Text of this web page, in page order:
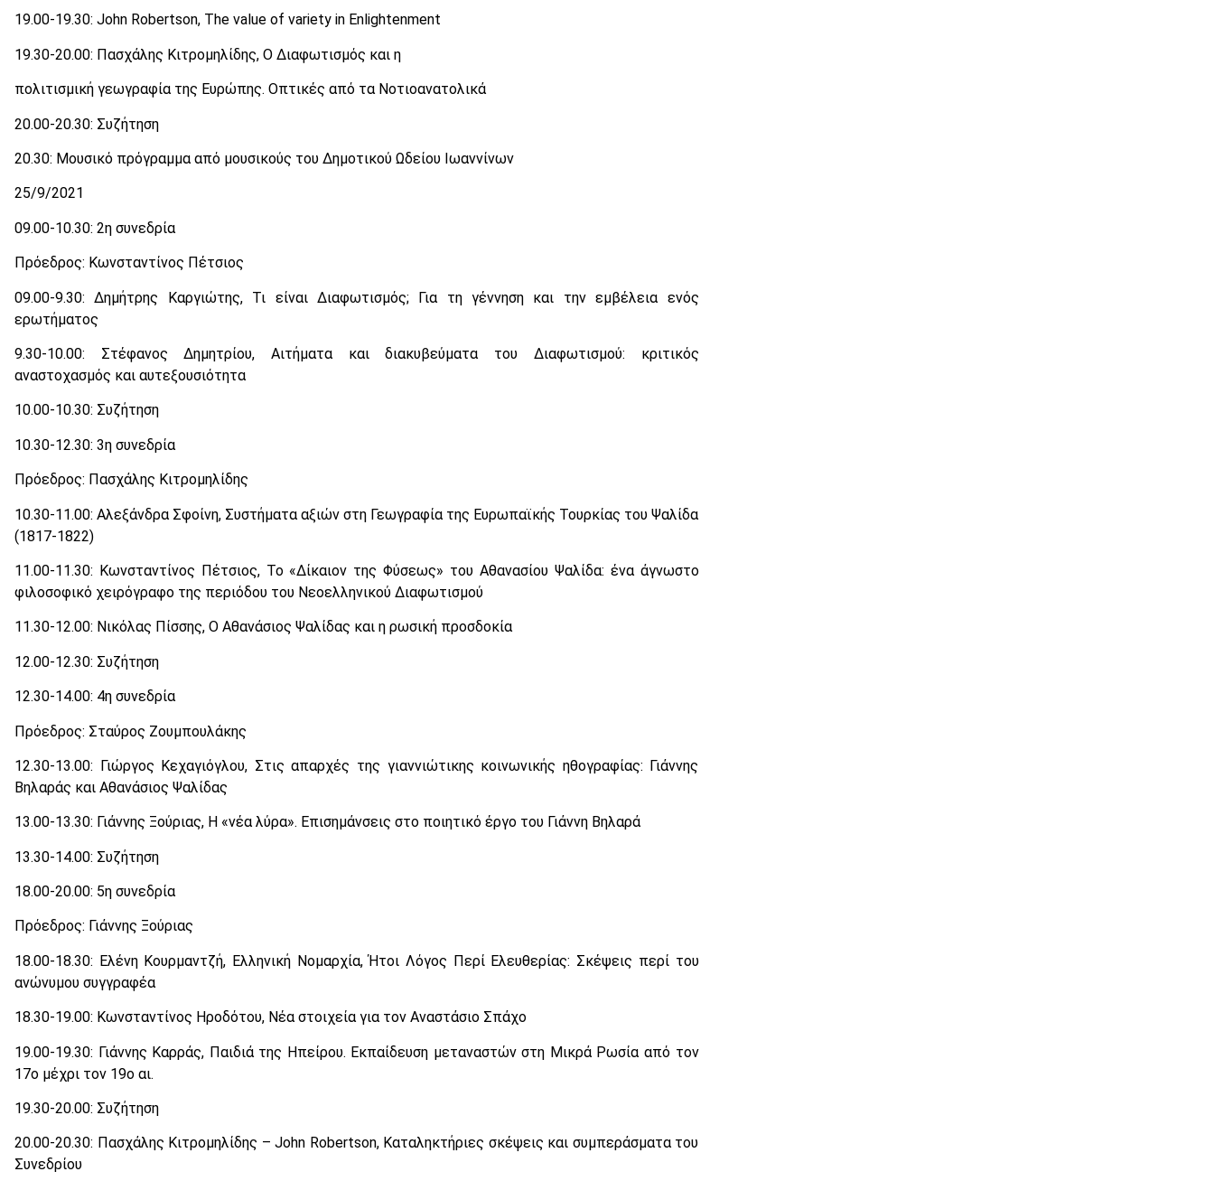
19.00-19.30: John Robertson, The value of variety in Enlightenment
19.30-20.00: Πασχάλης Κιτρομηλίδης, Ο Διαφωτισμός και η
πολιτισμική γεωγραφία της Ευρώπης. Οπτικές από τα Νοτιοανατολικά
20.00-20.30: Συζήτηση
20.30: Μουσικό πρόγραμμα από μουσικούς του Δημοτικού Ωδείου Ιωαννίνων
25/9/2021
09.00-10.30: 2η συνεδρία
Πρόεδρος: Κωνσταντίνος Πέτσιος
09.00-9.30: Δημήτρης Καργιώτης, Τι είναι Διαφωτισμός; Για τη γέννηση και την εμβέλεια ενός
ερωτήματος
9.30-10.00: Στέφανος Δημητρίου, Αιτήματα και διακυβεύματα του Διαφωτισμού: κριτικός
αναστοχασμός και αυτεξουσιότητα
10.00-10.30: Συζήτηση
10.30-12.30: 3η συνεδρία
Πρόεδρος: Πασχάλης Κιτρομηλίδης
10.30-11.00: Αλεξάνδρα Σφοίνη, Συστήματα αξιών στη Γεωγραφία της Ευρωπαϊκής Τουρκίας του Ψαλίδα
(1817-1822)
11.00-11.30: Κωνσταντίνος Πέτσιος, Το «Δίκαιον της Φύσεως» του Αθανασίου Ψαλίδα: ένα άγνωστο
φιλοσοφικό χειρόγραφο της περιόδου του Νεοελληνικού Διαφωτισμού
11.30-12.00: Νικόλας Πίσσης, Ο Αθανάσιος Ψαλίδας και η ρωσική προσδοκία
12.00-12.30: Συζήτηση
12.30-14.00: 4η συνεδρία
Πρόεδρος: Σταύρος Ζουμπουλάκης
12.30-13.00: Γιώργος Κεχαγιόγλου, Στις απαρχές της γιαννιώτικης κοινωνικής ηθογραφίας: Γιάννης
Βηλαράς και Αθανάσιος Ψαλίδας
13.00-13.30: Γιάννης Ξούριας, Η «νέα λύρα». Επισημάνσεις στο ποιητικό έργο του Γιάννη Βηλαρά
13.30-14.00: Συζήτηση
18.00-20.00: 5η συνεδρία
Πρόεδρος: Γιάννης Ξούριας
18.00-18.30: Ελένη Κουρμαντζή, Ελληνική Νομαρχία, Ήτοι Λόγος Περί Ελευθερίας: Σκέψεις περί του
ανώνυμου συγγραφέα
18.30-19.00: Κωνσταντίνος Ηροδότου, Νέα στοιχεία για τον Αναστάσιο Σπάχο
19.00-19.30: Γιάννης Καρράς, Παιδιά της Ηπείρου. Εκπαίδευση μεταναστών στη Μικρά Ρωσία από τον
17ο μέχρι τον 19ο αι.
19.30-20.00: Συζήτηση
20.00-20.30: Πασχάλης Κιτρομηλίδης – John Robertson, Καταληκτήριες σκέψεις και συμπεράσματα του
Συνεδρίου